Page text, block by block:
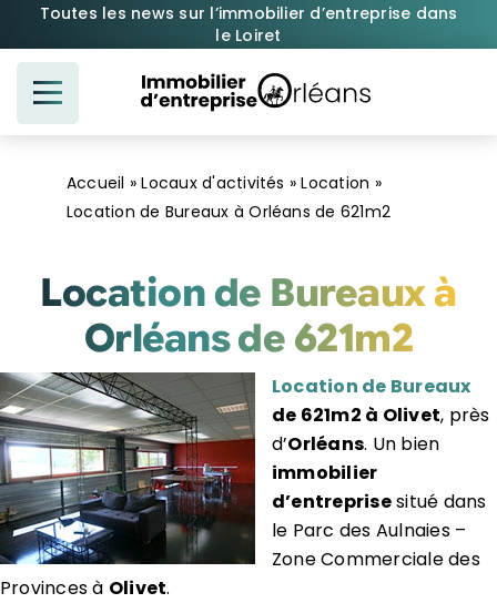
Passer
contenu
Toutes les news sur l’immobilier d’entreprise dans
le Loiret
Accueil »Locaux d'activités »Location »
Location de Bureaux à Orléans de 621m2
Location de Bureaux à
Orléans de 621m2
Location de Bureaux
de 621m2 à Olivet, près
d’Orléans. Un bien
immobilier
d’entreprisesitué dans
le Parc des Aulnaies –
Zone Commerciale des
Provinces à Olivet.